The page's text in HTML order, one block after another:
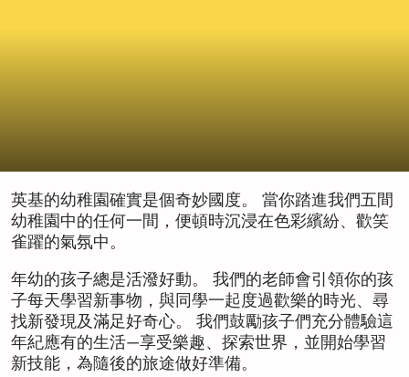
英基的幼稚園確實是個奇妙國度。 當你踏進我們五間
幼稚園中的任何一間，便頓時沉浸在色彩繽紛、歡笑
雀躍的氣氛中。
年幼的孩子總是活潑好動。 我們的老師會引領你的孩
子每天學習新事物，與同學一起度過歡樂的時光、尋
找新發現及滿足好奇心。 我們鼓勵孩子們充分體驗這
年紀應有的生活—享受樂趣、探索世界，並開始學習
新技能，為隨後的旅途做好準備。